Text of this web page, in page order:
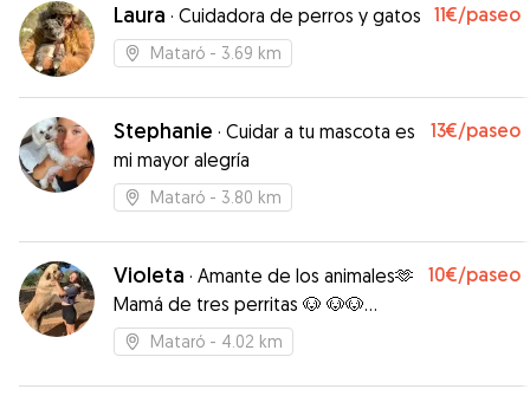
es un gos fàcil de portar! Totalment
recomanable, si necessitem els seus serveis no
Laura · Cuidadora de perros y gatos 11€/paseo
Mataró - 3.69 km
Stephanie · Cuidar a tu mascota es
mi mayor alegría
13€/paseo
Mataró - 3.80 km
Violeta · Amante de los animales🫶
Mamá de tres perritas 🐶 🐶🐶
Enfermera veterinaria🩺
10€/paseo
Mataró - 4.02 km